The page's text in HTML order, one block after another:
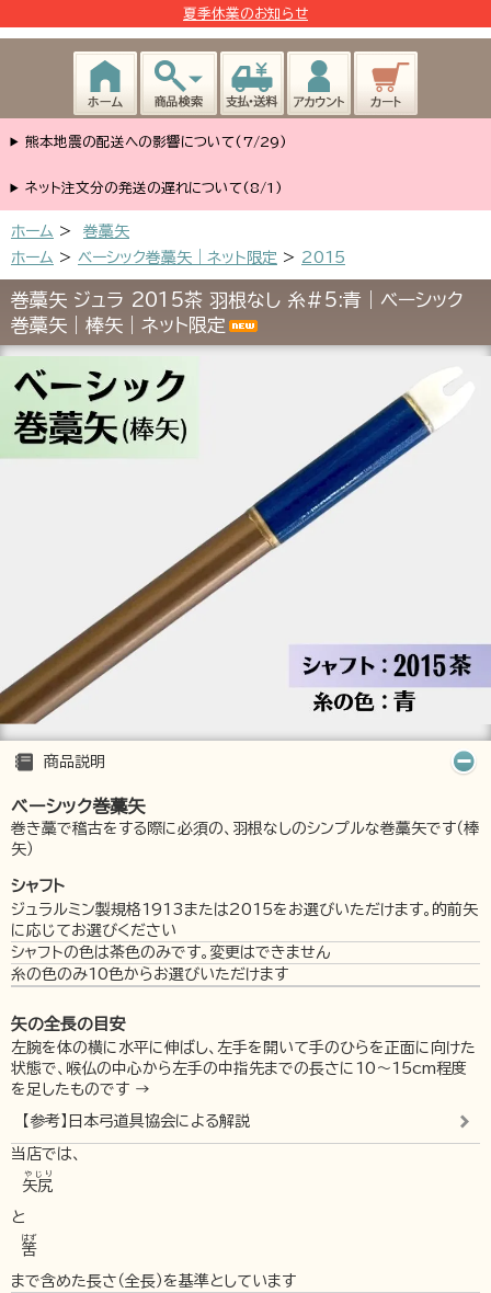
夏季休業のお知らせ
熊本地震の配送への影響について(7/29)
ネット注文分の発送の遅れについて(8/1)
ホーム >
巻藁矢
ホーム > ベーシック巻藁矢｜ネット限定 > 2015
巻藁矢 ジュラ 2015茶 羽根なし 糸#5:青｜ベーシック
巻藁矢｜棒矢｜ネット限定
商品説明
ベーシック巻藁矢
巻き藁で稽古をする際に必須の、羽根なしのシンプルな巻藁矢です（棒
矢）
シャフト
ジュラルミン製規格1913または2015をお選びいただけます。的前矢
に応じてお選びください
シャフトの色は茶色のみです。変更はできません
糸の色のみ10色からお選びいただけます
矢の全長の目安
左腕を体の横に水平に伸ばし、左手を開いて手のひらを正面に向けた
状態で、喉仏の中心から左手の中指先までの長さに10～15cm程度
を足したものです →
【参考】日本弓道具協会による解説
当店では、
矢尻
やじり
と
筈
はず
まで含めた長さ（全長）を基準としています